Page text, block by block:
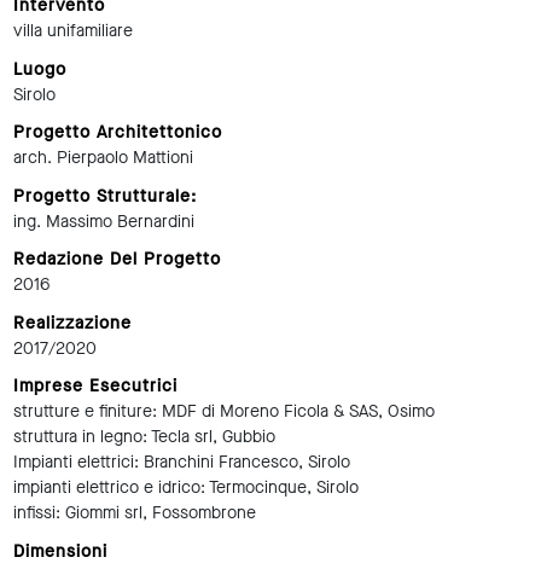
Intervento
villa unifamiliare
Luogo
Sirolo
Progetto Architettonico
arch. Pierpaolo Mattioni
Progetto Strutturale:
ing. Massimo Bernardini
Redazione Del Progetto
2016
Realizzazione
2017/2020
Imprese Esecutrici
strutture e finiture: MDF di Moreno Ficola & SAS, Osimo
struttura in legno: Tecla srl, Gubbio
Impianti elettrici: Branchini Francesco, Sirolo
impianti elettrico e idrico: Termocinque, Sirolo
infissi: Giommi srl, Fossombrone
Dimensioni